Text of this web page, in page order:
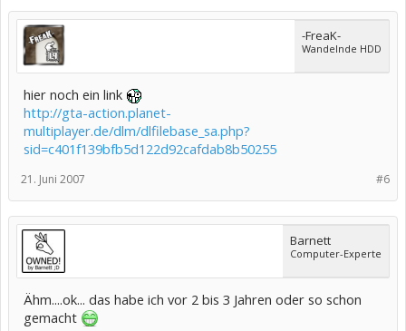
-FreaK-
Wandelnde HDD
hier noch ein link
http://gta-action.planet-
multiplayer.de/dlm/dlfilebase_sa.php?
sid=c401f139bfb5d122d92cafdab8b50255
#6
21. Juni 2007
Barnett
Computer-Experte
Ähm....ok... das habe ich vor 2 bis 3 Jahren oder so schon
gemacht